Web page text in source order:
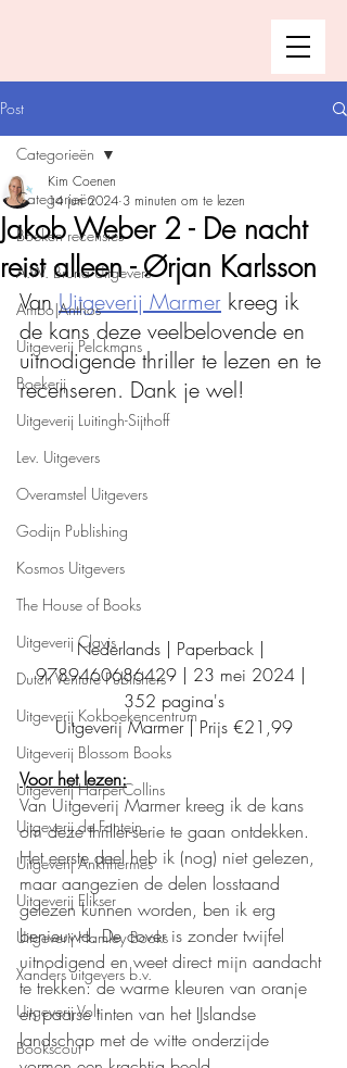
Post
Categorieën
Boeken recensies
A.W. Bruna Uitgevers
Ambo|Anthos
Uitgeverij Pelckmans
Boekerij
Uitgeverij Luitingh-Sijthoff
Lev. Uitgevers
Overamstel Uitgevers
Godijn Publishing
Kosmos Uitgevers
The House of Books
Uitgeverij Clavis
Dutch Venture Publishers
Uitgeverij Kokboekencentrum
Uitgeverij Blossom Books
Uitgeverij HarperCollins
Uitgeverij de Fontein
Uitgeverij Ankhhermes
Uitgeverij Elikser
Uitgeverij Hamley Books
Xanders uitgevers b.v.
Uitgeverij Volt
Bookscout
Categorieën
Jakob Weber 2 - De nacht
reist alleen - Ørjan Karlsson
Kim Coenen
14 jun 2024 3 minuten om te lezen
Van Uitgeverij Marmer kreeg ik
de kans deze veelbelovende en
uitnodigende thriller te lezen en te
recenseren. Dank je wel!
Nederlands | Paperback |
9789460686429 | 23 mei 2024 |
352 pagina's
Uitgeverij Marmer | Prijs €21,99
Voor het lezen:
Van Uitgeverij Marmer kreeg ik de kans
om deze thriller-serie te gaan ontdekken.
Het eerste deel heb ik (nog) niet gelezen,
maar aangezien de delen losstaand
gelezen kunnen worden, ben ik erg
benieuwd. De cover is zonder twijfel
uitnodigend en weet direct mijn aandacht
te trekken: de warme kleuren van oranje
en paarse tinten van het IJslandse
landschap met de witte onderzijde